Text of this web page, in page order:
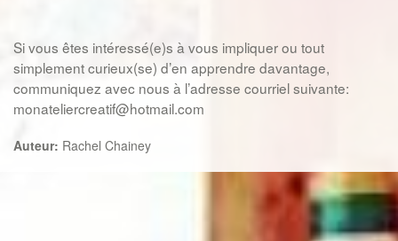
Si vous êtes intéressé(e)s à vous impliquer ou tout
simplement curieux(se) d’en apprendre davantage,
communiquez avec nous à l’adresse courriel suivante:
monateliercreatif@hotmail.com
Auteur: Rachel Chainey